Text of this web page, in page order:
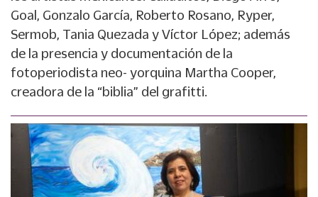
Goal, Gonzalo García, Roberto Rosano, Ryper,
Sermob, Tania Quezada y Víctor López; además
de la presencia y documentación de la
fotoperiodista neo- yorquina Martha Cooper,
creadora de la “biblia” del grafitti.